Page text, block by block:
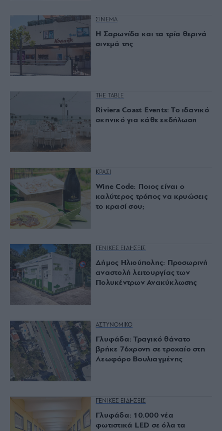
ΣΙΝΕΜΑ
Η Σαρωνίδα και τα τρία θερινά
σινεμά της
THE TABLE
Riviera Coast Events: Το ιδανικό
σκηνικό για κάθε εκδήλωση
ΚΡΑΣΙ
Wine Code: Ποιος είναι ο
καλύτερος τρόπος να κρυώσεις
το κρασί σου;
ΓΕΝΙΚΕΣ ΕΙΔΗΣΕΙΣ
Δήμος Ηλιούπολης: Προσωρινή
αναστολή λειτουργίας των
Πολυκέντρων Ανακύκλωσης
ΑΣΤΥΝΟΜΙΚΟ
Γλυφάδα: Τραγικό θάνατο
βρήκε 76χρονη σε τροχαίο στη
Λεωφόρο Βουλιαγμένης
ΓΕΝΙΚΕΣ ΕΙΔΗΣΕΙΣ
Γλυφάδα: 10.000 νέα
φωτιστικά LED σε όλα τα